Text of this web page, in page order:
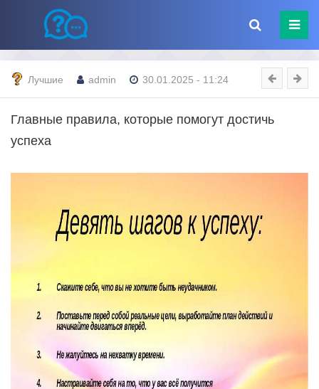
Лучшие admin 30.01.2025 - 11:24
Главные правила, которые помогут достичь
успеха